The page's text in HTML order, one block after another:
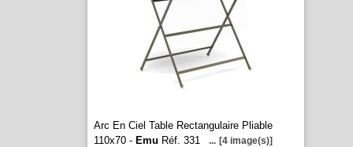
Arc En Ciel Table Rectangulaire Pliable
110x70 - Emu Réf. 331 ... [4 image(s)]